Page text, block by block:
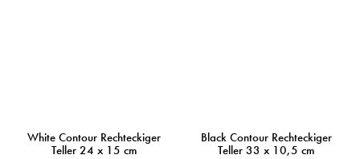
White Contour Rechteckiger
Teller 24 x 15 cm
Black Contour Rechteckiger
Teller 33 x 10,5 cm